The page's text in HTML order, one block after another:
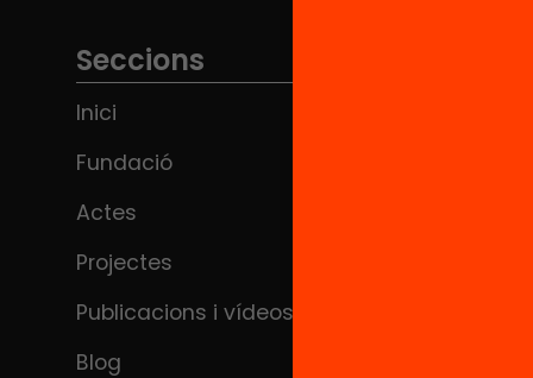
Seccions
Inici
Fundació
Actes
Projectes
Publicacions i vídeos
Blog